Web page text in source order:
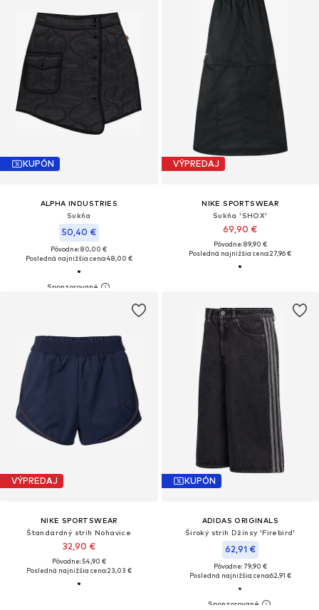
KUPÓN
ALPHA INDUSTRIES
Sukňa
50,40 €
Pôvodne: 80,00 €
Posledná najnižšia cena:48,00 €
VÝPREDAJ
NIKE SPORTSWEAR
Sukňa 'SHOX'
69,90 €
Pôvodne: 89,90 €
Posledná najnižšia cena:27,96 €
VÝPREDAJ
NIKE SPORTSWEAR
Štandardný strih Nohavice
32,90 €
Pôvodne: 54,90 €
Posledná najnižšia cena:23,03 €
KUPÓN
ADIDAS ORIGINALS
Široký strih Džínsy 'Firebird'
62,91 €
Pôvodne: 79,90 €
Posledná najnižšia cena:62,91 €